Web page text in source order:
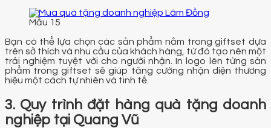
Mẫu 15
Bạn có thể lựa chọn các sản phẩm nằm trong giftset dựa
trên sở thích và nhu cầu của khách hàng, từ đó tạo nên một
trải nghiệm tuyệt vời cho người nhận. In logo lên từng sản
phẩm trong giftset sẽ giúp tăng cường nhận diện thương
hiệu một cách tự nhiên và tinh tế.
3. Quy trình đặt hàng quà tặng doanh
nghiệp tại Quang Vũ